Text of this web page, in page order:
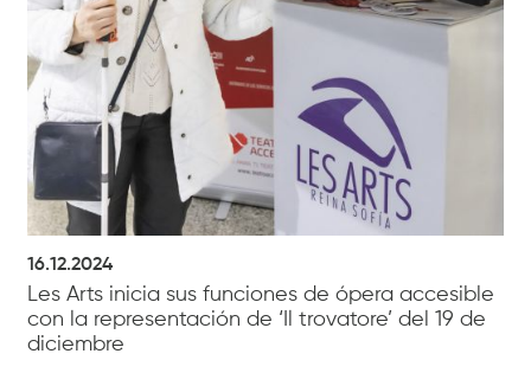
16.12.2024
Les Arts inicia sus funciones de ópera accesible
con la representación de ‘Il trovatore’ del 19 de
diciembre